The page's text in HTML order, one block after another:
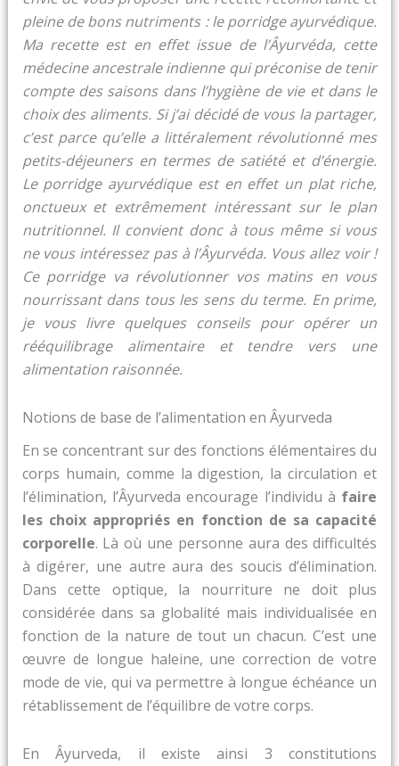
pleine de bons nutriments : le porridge ayurvédique.
Ma recette est en effet issue de l’Âyurvéda, cette
médecine ancestrale indienne qui préconise de tenir
compte des saisons dans l’hygiène de vie et dans le
choix des aliments. Si j’ai décidé de vous la partager,
c’est parce qu’elle a littéralement révolutionné mes
petits-déjeuners en termes de satiété et d’énergie.
Le porridge ayurvédique est en effet un plat riche,
onctueux et extrêmement intéressant sur le plan
nutritionnel. Il convient donc à tous même si vous
ne vous intéressez pas à l’Âyurvéda. Vous allez voir !
Ce porridge va révolutionner vos matins en vous
nourrissant dans tous les sens du terme. En prime,
je vous livre quelques conseils pour opérer un
rééquilibrage alimentaire et tendre vers une
alimentation raisonnée.
Notions de base de l’alimentation en Âyurveda
En se concentrant sur des fonctions élémentaires du
corps humain, comme la digestion, la circulation et
l’élimination, l’Âyurveda encourage l’individu à faire
les choix appropriés en fonction de sa capacité
corporelle. Là où une personne aura des difficultés
à digérer, une autre aura des soucis d’élimination.
Dans cette optique, la nourriture ne doit plus
considérée dans sa globalité mais individualisée en
fonction de la nature de tout un chacun. C’est une
œuvre de longue haleine, une correction de votre
mode de vie, qui va permettre à longue échéance un
rétablissement de l’équilibre de votre corps.
En Âyurveda, il existe ainsi 3 constitutions